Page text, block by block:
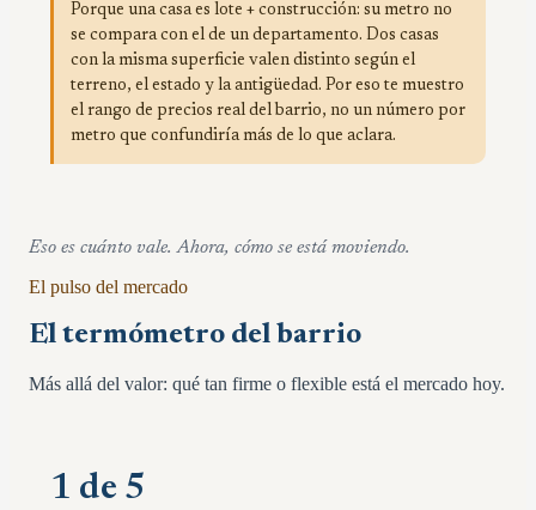
Porque una casa es lote + construcción: su metro no
se compara con el de un departamento. Dos casas
con la misma superficie valen distinto según el
terreno, el estado y la antigüedad. Por eso te muestro
el rango de precios real del barrio, no un número por
metro que confundiría más de lo que aclara.
Eso es cuánto vale. Ahora, cómo se está moviendo.
El pulso del mercado
El termómetro del barrio
Más allá del valor: qué tan firme o flexible está el mercado hoy.
1 de 5